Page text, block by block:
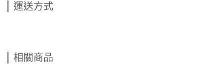
運送方式
相關商品